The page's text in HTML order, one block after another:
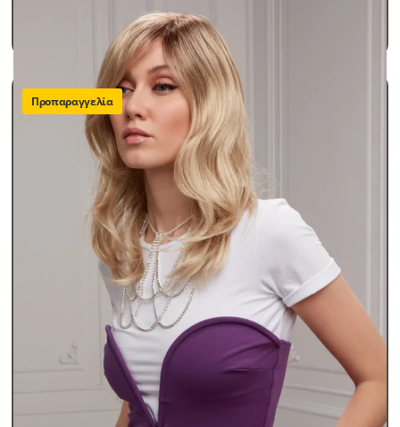
490,00
ΠΡΟΣΘΗΚΗ ΣΤΟ ΚΑΛΑΘΙ
Περούκες Γυναικείες
Περούκες Παθήσεων Lux
Προπαραγγελία